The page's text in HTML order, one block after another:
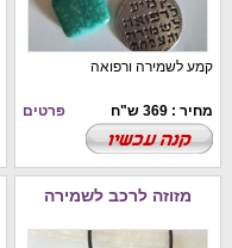
קמע לשמירה ורפואה
מחיר : 369 ש"ח פרטים
מזוזה לרכב לשמירה